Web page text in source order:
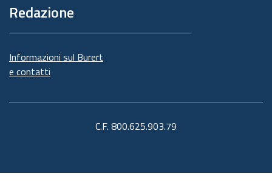
Redazione
Informazioni sul Burert
e contatti
C.F. 800.625.903.79